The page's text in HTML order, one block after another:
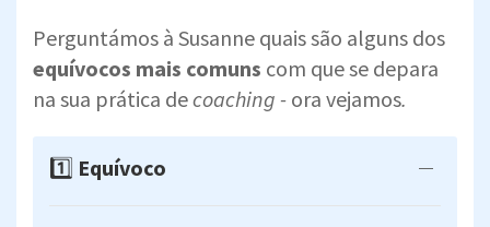
Perguntámos à Susanne quais são alguns dos
equívocos mais comuns com que se depara
na sua prática decoaching - ora vejamos.
1️⃣ Equívoco